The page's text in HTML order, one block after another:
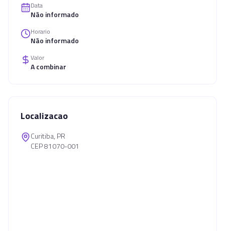
Data
Não informado
Horario
Não informado
Valor
A combinar
Localizacao
Curitiba, PR
CEP 81070-001